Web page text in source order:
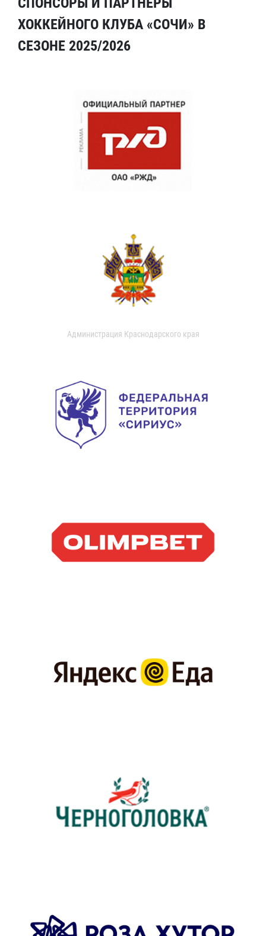
ХОККЕЙНОГО КЛУБА «СОЧИ» В
СЕЗОНЕ 2025/2026
Администрация Краснодарского края